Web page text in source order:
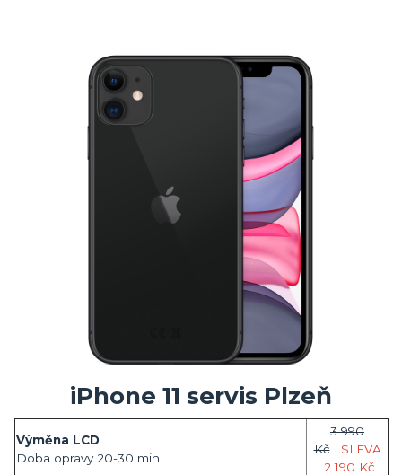
iPhone 11 servis Plzeň
Výměna LCD
Doba opravy 20-30 min.
3 990
Kč
SLEVA
2 190 Kč